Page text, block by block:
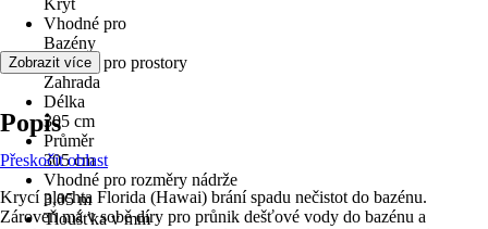
Kryt
Vhodné pro
Bazény
Vhodné pro prostory
Zahrada
Délka
305 cm
Průměr
305 cm
Vhodné pro rozměry nádrže
3,05 m
Tloušťka v mm
Zobrazit více
Popis
Přeskočit oblast
Krycí plachta Florida (Hawai) brání spadu nečistot do bazénu.
Zároveň má v sobě díry pro průnik dešťové vody do bazénu a